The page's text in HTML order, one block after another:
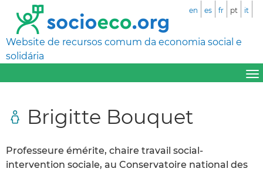
Website de recursos comum da economia social e
solidária
en es fr pt it
Brigitte Bouquet
Professeure émérite, chaire travail social-
intervention sociale, au Conservatoire national des